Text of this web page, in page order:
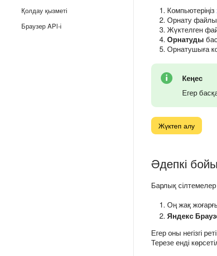
Қолдау қызметі
Браузер API-і
Компьютеріңіз
Орнату
Жүктелген
Орнатуды
Орнатушыға
Кеңес
Егер
Жүктеп алу
Әдепкі
Барлық
Оң жақ
Яндекс
Егер оны негізгі
Терезе енді